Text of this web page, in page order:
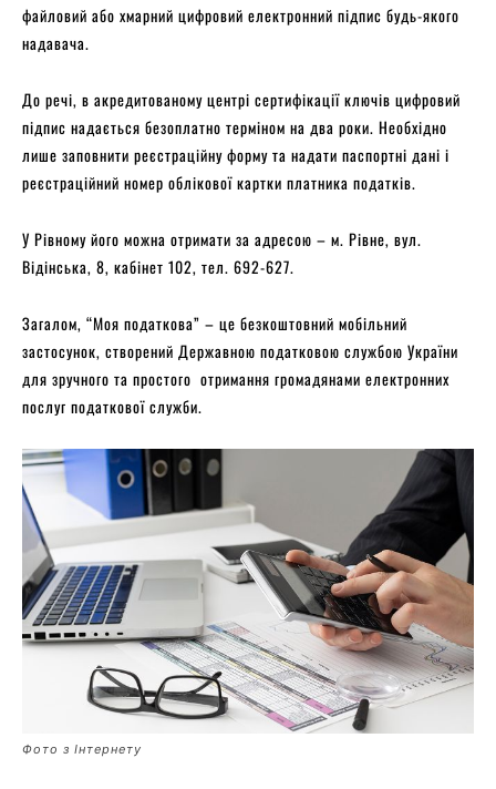
файловий або хмарний цифровий електронний підпис будь-якого
надавача.
До речі, в акредитованому центрі сертифікації ключів цифровий
підпис надається безоплатно терміном на два роки. Необхідно
лише заповнити реєстраційну форму та надати паспортні дані і
реєстраційний номер облікової картки платника податків.
У Рівному його можна отримати за адресою – м. Рівне, вул.
Відінська, 8, кабінет 102, тел. 692-627.
Загалом, “Моя податкова” – це безкоштовний мобільний
застосунок, створений Державною податковою службою України
для зручного та простого отримання громадянами електронних
послуг податкової служби.
Фото з Інтернету